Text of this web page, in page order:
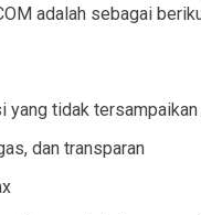
adalah sebagai
tidak
dan transparan